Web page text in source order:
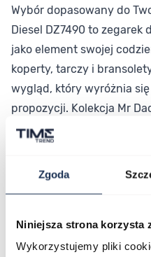
Zgoda
Niniejsza strona korzysta
Wykorzystujemy pliki
Wybór dopasowany do
Diesel DZ7490 to
jako element swojej
koperty, tarczy i
wygląd, który wyróżnia
propozycji. Kolekcja Mr
przyciąga tych, którym
Połączenie stylu i
odpowiadając na
Jeśli szukasz zegarka,